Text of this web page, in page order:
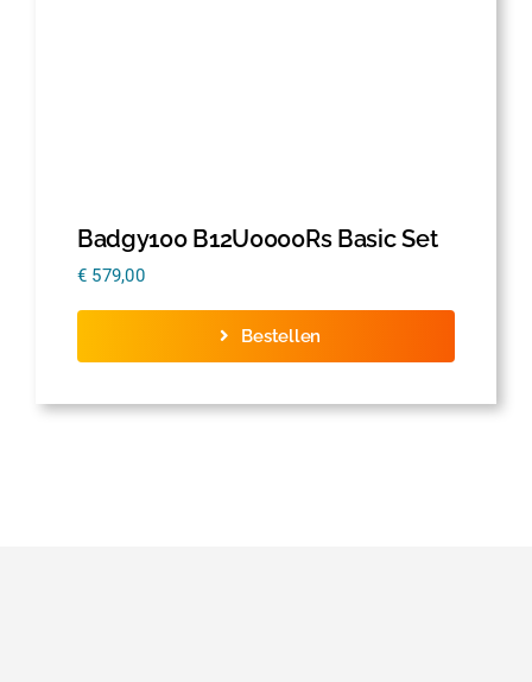
Badgy100 B12U0000Rs Basic Set
€ 579,00
Bestellen